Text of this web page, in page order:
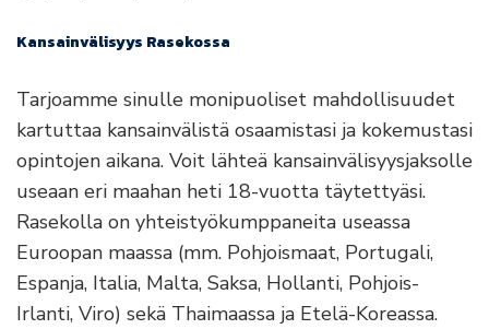
Kansainvälisyys Rasekossa
Tarjoamme sinulle monipuoliset mahdollisuudet
kartuttaa kansainvälistä osaamistasi ja kokemustasi
opintojen aikana. Voit lähteä kansainvälisyysjaksolle
useaan eri maahan heti 18-vuotta täytettyäsi.
Rasekolla on yhteistyökumppaneita useassa
Euroopan maassa (mm. Pohjoismaat, Portugali,
Espanja, Italia, Malta, Saksa, Hollanti, Pohjois-
Irlanti, Viro) sekä Thaimaassa ja Etelä-Koreassa.